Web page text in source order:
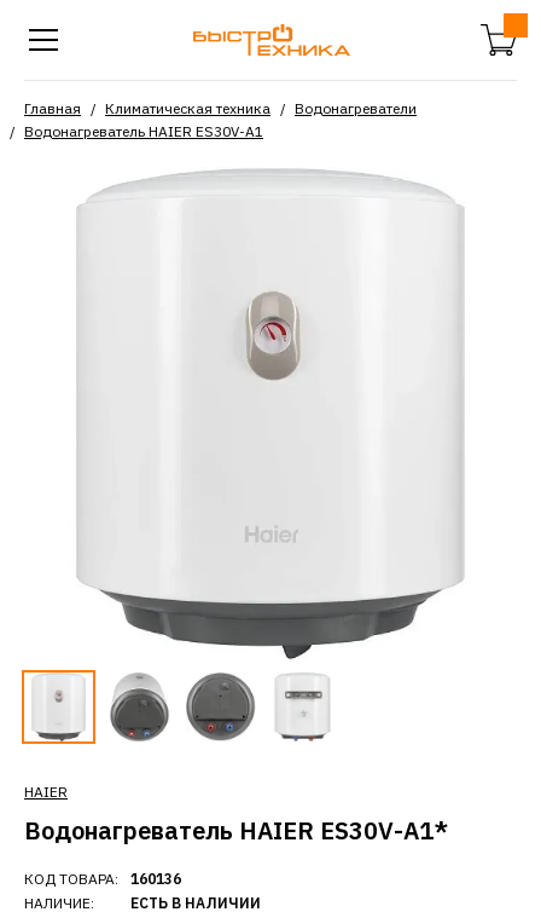
Главная Климатическая техника
Водонагреватели
Водонагреватель HAIER ES30V-A1
HAIER
Водонагреватель HAIER ES30V-A1*
КОД ТОВАРА:
НАЛИЧИЕ:
160136
ЕСТЬ В НАЛИЧИИ